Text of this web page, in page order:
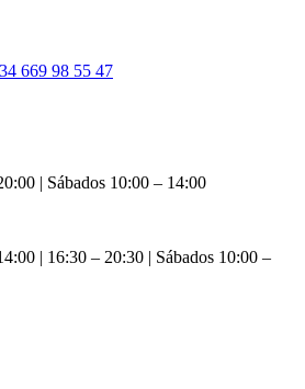
669 98 55 47
| Sábados 10:00 – 14:00
| 16:30 – 20:30 | Sábados 10:00 –